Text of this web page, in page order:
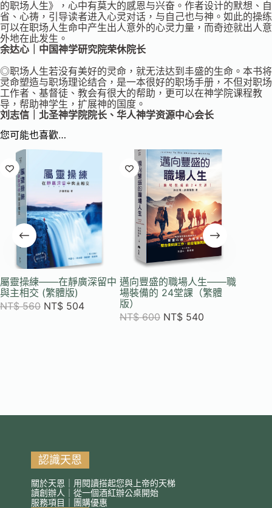
的职场人生》，心中有莫大的感恩与兴奋。作者设计的默想、自
省、心祷，引导读者进入心灵对话，与自己也与神。如此的操练
可以在职场人生命中产生出人意外的心灵力量，而奇迹就出人意
外地在此发生。
余达心｜中国神学研究院荣休院长
◎职场人生若没有美好的灵命，就无法达到丰盛的生命。本书将
灵命塑造与职场理论结合，是一本很好的职场手册，不但对职场
工作者、基督徒、教会有很大的帮助，更可以在神学院课程教
导，帮助神学生，扩展神的国度。
刘志信｜北圣神学院院长、华人神学资源中心会长
您可能也喜歡…
屬靈操練——在靜廣深留中
與主相交 (繁體版)
NT$560 NT$ 504
邁向豐盛的職場人生——職
場裝備的 24堂課（繁體
版）
NT$600 NT$ 540
認識天恩
關於天恩｜用閱讀搭起您與上帝的天梯
讀創辦人｜從一個酒紅辦公桌開始
服務項目｜團購優惠